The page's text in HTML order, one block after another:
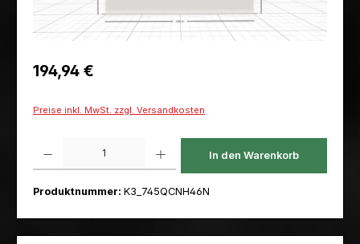
Regulärer Preis:
194,94 €
Preise inkl. MwSt. zzgl. Versandkosten
In den Warenkorb
Produktnummer: K3_745QCNH46N